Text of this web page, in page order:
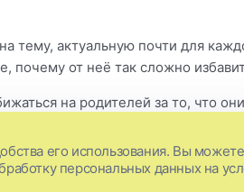
тему, актуальную почти для
почему от неё так сложно
на родителей за то, что
к миру измениться.
его использования. Вы
персональных данных на